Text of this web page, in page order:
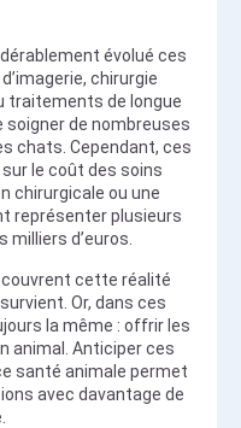
évolué ces
chirurgie
traitements de longue
soigner de nombreuses
chats. Cependant, ces
le coût des soins
chirurgicale ou une
représenter plusieurs
milliers d’euros.
cette réalité
Or, dans ces
la même : offrir les
animal. Anticiper ces
santé animale permet
avec davantage de